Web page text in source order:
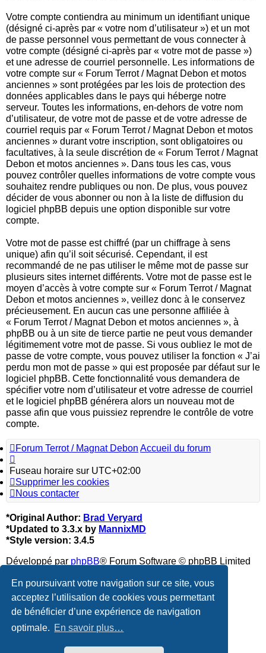
En poursuivant votre navigation sur ce site, vous
acceptez l’utilisation de cookies vous permettant
de bénéficier d’une expérience de navigation
optimale. En savoir plus…
Votre compte contiendra au minimum un identifiant unique
(désigné ci-après par « votre nom d’utilisateur ») et un mot
de passe personnel vous permettant de vous connecter à
votre compte (désigné ci-après par « votre mot de passe »)
et une adresse de courriel personnelle. Les informations de
votre compte sur « Forum Terrot / Magnat Debon et motos
anciennes » sont protégées par les lois de protection des
données applicables dans le pays qui héberge notre
serveur. Toutes les informations, en-dehors de votre nom
d’utilisateur, de votre mot de passe et de votre adresse de
courriel requis par « Forum Terrot / Magnat Debon et motos
anciennes » durant votre inscription, sont obligatoires ou
facultatives, à la seule discrétion de « Forum Terrot / Magnat
Debon et motos anciennes ». Dans tous les cas, vous
pouvez contrôler quelles informations de votre compte vous
souhaitez rendre publiques ou non. De plus, vous pouvez
décider de vous abonner ou non à la liste de diffusion du
logiciel phpBB depuis une option disponible sur votre
compte.
Votre mot de passe est chiffré (par un chiffrage à sens
unique) afin qu’il soit sécurisé. Cependant, il est
recommandé de ne pas utiliser le même mot de passe sur
plusieurs sites internet différents. Votre mot de passe est le
moyen d’accès à votre compte sur « Forum Terrot / Magnat
Debon et motos anciennes », veillez donc à le conservez
précieusement. En aucun cas une personne affiliée à
« Forum Terrot / Magnat Debon et motos anciennes », à
phpBB ou à un site de tierce partie ne peut vous demander
légitimement votre mot de passe. Si vous oubliez le mot de
passe de votre compte, vous pouvez utiliser la fonction « J’ai
perdu mon mot de passe » qui est proposée par défaut sur le
logiciel phpBB. Cette fonctionnalité vous demandera de
spécifier votre nom d’utilisateur et votre adresse de courriel
et le logiciel phpBB générera alors un nouveau mot de
passe afin que vous puissiez reprendre le contrôle de votre
compte.
Forum Terrot / Magnat Debon Accueil du forum
Fuseau horaire sur UTC+02:00
Supprimer les cookies
Nous contacter
*Original Author: Brad Veryard
*Updated to 3.3.x by MannixMD
*Style version: 3.4.5
Développé par phpBB® Forum Software © phpBB Limited
Traduction française officielle©Qiaeru
Confidentialité |Conditions